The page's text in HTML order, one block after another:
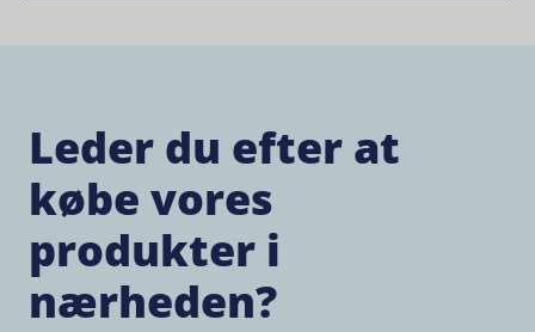
Leder du efter at
købe vores
produkter i
nærheden?